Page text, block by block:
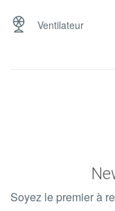
Ventilateur
Soyez le premier à